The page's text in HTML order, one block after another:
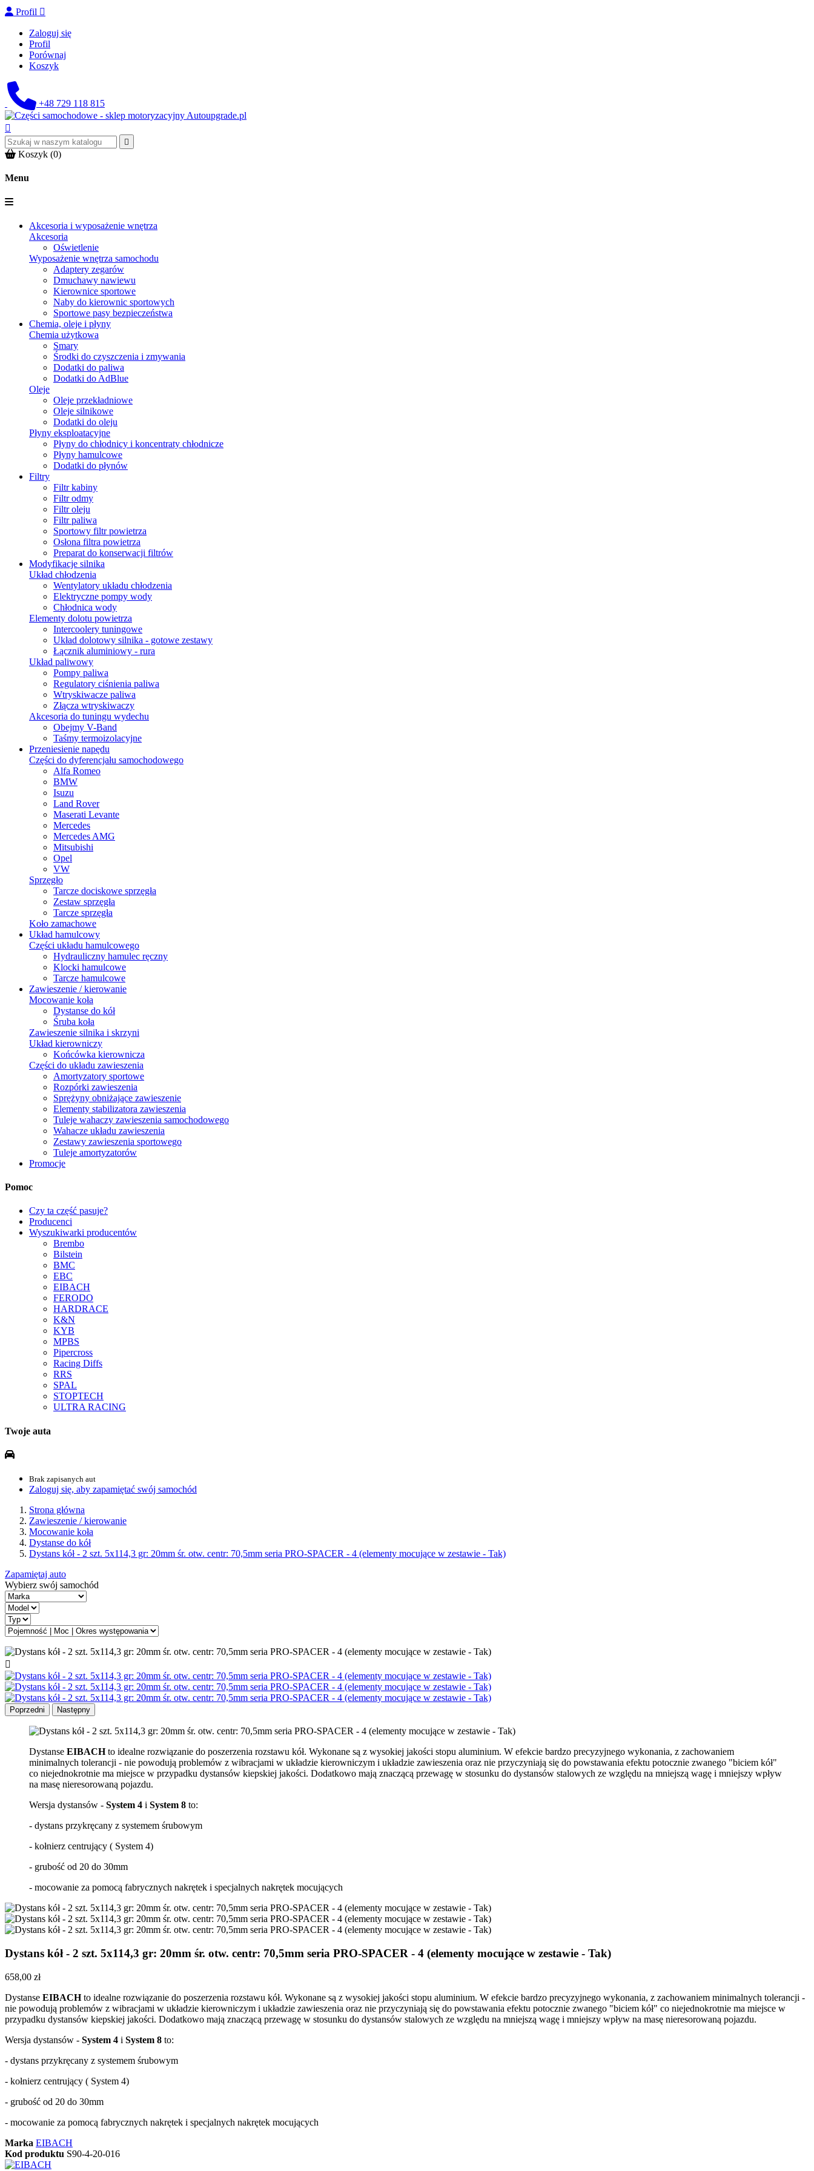
Profil 
Zaloguj się
Profil
Porównaj
Koszyk
+48 729 118 815


Koszyk (0)
Menu
Akcesoria i wyposażenie wnętrza
Akcesoria
Oświetlenie
Wyposażenie wnętrza samochodu
Adaptery zegarów
Dmuchawy nawiewu
Kierownice sportowe
Naby do kierownic sportowych
Sportowe pasy bezpieczeństwa
Chemia, oleje i płyny
Chemia użytkowa
Smary
Środki do czyszczenia i zmywania
Dodatki do paliwa
Dodatki do AdBlue
Oleje
Oleje przekładniowe
Oleje silnikowe
Dodatki do oleju
Płyny eksploatacyjne
Płyny do chłodnicy i koncentraty chłodnicze
Płyny hamulcowe
Dodatki do płynów
Filtry
Filtr kabiny
Filtr odmy
Filtr oleju
Filtr paliwa
Sportowy filtr powietrza
Osłona filtra powietrza
Preparat do konserwacji filtrów
Modyfikacje silnika
Układ chłodzenia
Wentylatory układu chłodzenia
Elektryczne pompy wody
Chłodnica wody
Elementy dolotu powietrza
Intercoolery tuningowe
Układ dolotowy silnika - gotowe zestawy
Łącznik aluminiowy - rura
Układ paliwowy
Pompy paliwa
Regulatory ciśnienia paliwa
Wtryskiwacze paliwa
Złącza wtryskiwaczy
Akcesoria do tuningu wydechu
Obejmy V-Band
Taśmy termoizolacyjne
Przeniesienie napędu
Części do dyferencjału samochodowego
Alfa Romeo
BMW
Isuzu
Land Rover
Maserati Levante
Mercedes
Mercedes AMG
Mitsubishi
Opel
VW
Sprzęgło
Tarcze dociskowe sprzęgła
Zestaw sprzęgła
Tarcze sprzęgła
Koło zamachowe
Układ hamulcowy
Części układu hamulcowego
Hydrauliczny hamulec ręczny
Klocki hamulcowe
Tarcze hamulcowe
Zawieszenie / kierowanie
Mocowanie koła
Dystanse do kół
Śruba koła
Zawieszenie silnika i skrzyni
Układ kierowniczy
Końcówka kierownicza
Części do układu zawieszenia
Amortyzatory sportowe
Rozpórki zawieszenia
Sprężyny obniżające zawieszenie
Elementy stabilizatora zawieszenia
Tuleje wahaczy zawieszenia samochodowego
Wahacze układu zawieszenia
Zestawy zawieszenia sportowego
Tuleje amortyzatorów
Promocje
Pomoc
Czy ta część pasuje?
Producenci
Wyszukiwarki producentów
Brembo
Bilstein
BMC
EBC
EIBACH
FERODO
HARDRACE
K&N
KYB
MPBS
Pipercross
Racing Diffs
RRS
SPAL
STOPTECH
ULTRA RACING
Twoje auta
Brak zapisanych aut
Zaloguj się, aby zapamiętać swój samochód
Strona główna
Zawieszenie / kierowanie
Mocowanie koła
Dystanse do kół
Dystans kół - 2 szt. 5x114,3 gr: 20mm śr. otw. centr: 70,5mm seria PRO-SPACER - 4 (elementy mocujące w zestawie - Tak)
Zapamiętaj auto
Wybierz swój samochód

Poprzedni Następny
Dystanse EIBACHto idealne rozwiązanie do poszerzenia rozstawu kół. Wykonane są z wysokiej jakości stopu aluminium. W efekcie bardzo precyzyjnego wykonania, z zachowaniem
minimalnych tolerancji - nie powodują problemów z wibracjami w układzie kierowniczym i układzie zawieszenia oraz nie przyczyniają się do powstawania efektu potocznie zwanego "biciem kół"
co niejednokrotnie ma miejsce w przypadku dystansów kiepskiej jakości. Dodatkowo mają znaczącą przewagę w stosunku do dystansów stalowych ze względu na mniejszą wagę i mniejszy wpływ
na masę nieresorowaną pojazdu.
Wersja dystansów - System 4 i System 8 to:
- dystans przykręcany z systemem śrubowym
- kołnierz centrujący ( System 4)
- grubość od 20 do 30mm
- mocowanie za pomocą fabrycznych nakrętek i specjalnych nakrętek mocujących
Dystans kół - 2 szt. 5x114,3 gr: 20mm śr. otw. centr: 70,5mm seria PRO-SPACER - 4 (elementy mocujące w zestawie - Tak)
658,00 zł
Dystanse EIBACHto idealne rozwiązanie do poszerzenia rozstawu kół. Wykonane są z wysokiej jakości stopu aluminium. W efekcie bardzo precyzyjnego wykonania, z zachowaniem minimalnych tolerancji -
nie powodują problemów z wibracjami w układzie kierowniczym i układzie zawieszenia oraz nie przyczyniają się do powstawania efektu potocznie zwanego "biciem kół" co niejednokrotnie ma miejsce w
przypadku dystansów kiepskiej jakości. Dodatkowo mają znaczącą przewagę w stosunku do dystansów stalowych ze względu na mniejszą wagę i mniejszy wpływ na masę nieresorowaną pojazdu.
Wersja dystansów - System 4 i System 8 to:
- dystans przykręcany z systemem śrubowym
- kołnierz centrujący ( System 4)
- grubość od 20 do 30mm
- mocowanie za pomocą fabrycznych nakrętek i specjalnych nakrętek mocujących
Marka EIBACH
Kod produktu S90-4-20-016